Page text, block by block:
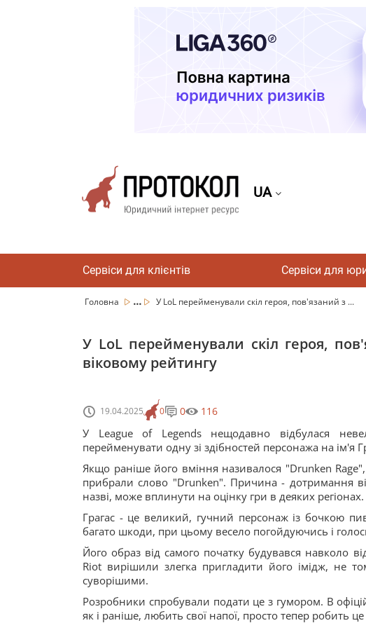
UA
Сервіси для клієнтів Сервіси для
Головна ... У LoL перейменували скіл героя, пов'язаний з ...
У LoL перейменували скіл героя,
віковому рейтингу
19.04.2025 0 0 116
У League of Legends нещодавно відбулася
перейменувати одну зі здібностей персонажа на ім'я
Якщо раніше його вміння називалося "Drunken
прибрали слово "Drunken". Причина - дотримання
назві, може вплинути на оцінку гри в деяких регіонах.
Грагас - це великий, гучний персонаж із бочкою
багато шкоди, при цьому весело погойдуючись і
Його образ від самого початку будувався навколо
Riot вирішили злегка пригладити його імідж, не
суворішими.
Розробники спробували подати це з гумором. В
як і раніше, любить свої напої, просто тепер робить